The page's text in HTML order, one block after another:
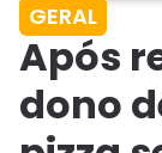
GERAL
Após
dono